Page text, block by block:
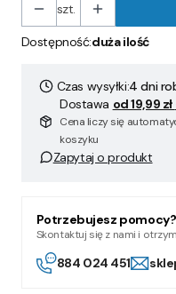
szt.
Dostępność:duża ilość
Czas wysyłki:4 dni
Dostawa od 19,99 zł
Cena liczy się
koszyku
Zapytaj o produkt
Potrzebujesz pomocy?
Skontaktuj się z nami i
884 024 451